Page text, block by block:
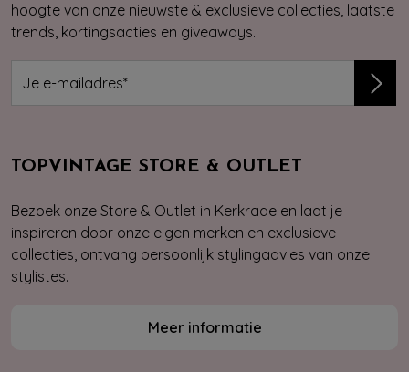
hoogte van onze nieuwste & exclusieve collecties, laatste
trends, kortingsacties en giveaways.
TOPVINTAGE STORE & OUTLET
Bezoek onze Store & Outlet in Kerkrade en laat je
inspireren door onze eigen merken en exclusieve
collecties, ontvang persoonlijk stylingadvies van onze
stylistes.
Meer informatie